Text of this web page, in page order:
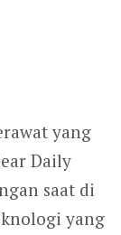
yang
Daily
saat di
yang